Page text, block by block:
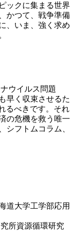
ックに集まる世界
かつて、戦争準備
、いま、強く求め
ウイルス問題
早く収束させるた
るべきです。それ
の危機を救う唯一
シフトムコラム、
道大学工学部応用
所資源循環研究